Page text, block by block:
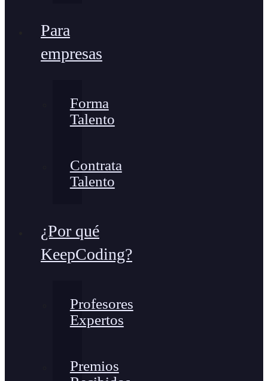
Para
empresas
Forma
Talento
Contrata
Talento
¿Por qué
KeepCoding?
Profesores
Expertos
Premios